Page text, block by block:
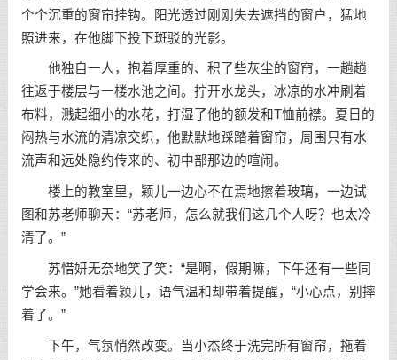
个个沉重的窗帘挂钩。阳光透过刚刚失去遮挡的窗户，猛地
照进来，在他脚下投下斑驳的光影。
他独自一人，抱着厚重的、积了些灰尘的窗帘，一趟趟
往返于楼层与一楼水池之间。拧开水龙头，冰凉的水冲刷着
布料，溅起细小的水花，打湿了他的额发和T恤前襟。夏日的
闷热与水流的清凉交织，他默默地踩踏着窗帘，周围只有水
流声和远处隐约传来的、初中部那边的喧闹。
楼上的教室里，颖儿一边心不在焉地擦着玻璃，一边试
图和苏老师聊天：“苏老师，怎么就我们这几个人呀？也太冷
清了。”
苏惜妍无奈地笑了笑：“是啊，假期嘛，下午还有一些同
学会来。”她看着颖儿，语气温和却带着提醒，“小心点，别摔
着了。”
下午，气氛悄然改变。当小杰终于洗完所有窗帘，拖着